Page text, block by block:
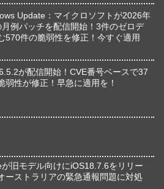
Update：マイクロソフトが2026年
月例パッチを配信開始！3件のゼロデ
570件の脆弱性を修正！今すぐ適用
が配信開始！CVE番号ベースで37
弱性が修正！早急に適用を！
が旧モデル向けにiOS18.7.6をリリー
ーストラリアの緊急通報問題に対処